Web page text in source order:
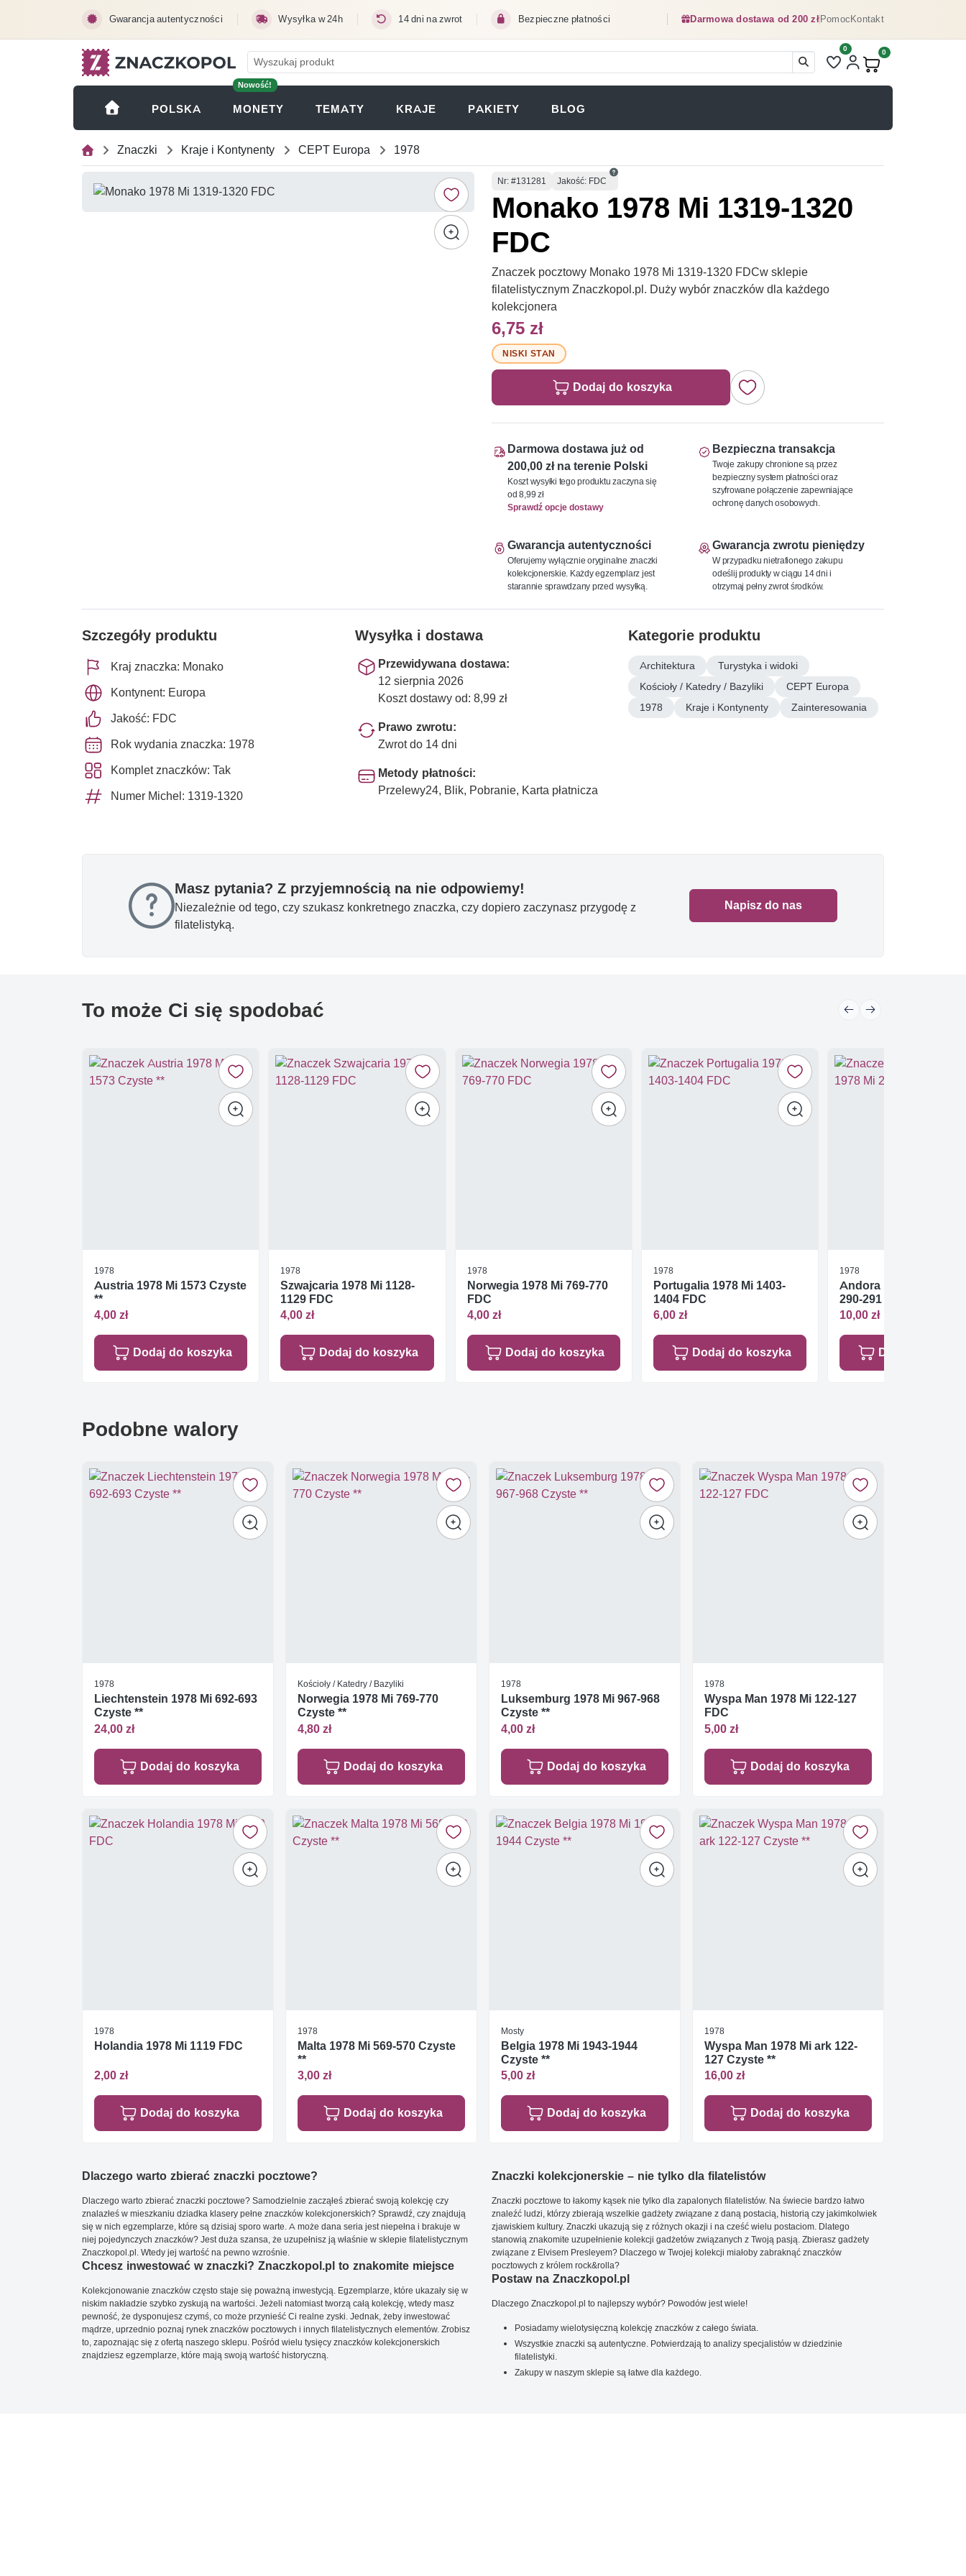
Gwarancja autentyczności Wysyłka w 24h 14 dni na zwrot Bezpieczne płatności Darmowa dostawa od 200 złPomocKontakt
Liczba pozycji na liście
0
Produkty w koszyku:
0
POLSKA
Nowość!
MONETY (OTWIERA SIĘ W NOWEJ KARCIE)
TEMATY KRAJE PAKIETY BLOG
Znaczki Kraje i Kontynenty CEPT Europa 1978
Numer
Nr: #131281 Jakość: FDC
Monako 1978 Mi 1319-1320
FDC
Znaczek pocztowy Monako 1978 Mi 1319-1320 FDCw sklepie
filatelistycznym Znaczkopol.pl. Duży wybór znaczków dla każdego
kolekcjonera
6,75 zł
NISKI STAN
Dodaj do koszyka
Darmowa dostawa już od
200,00 zł na terenie Polski
Koszt wysyłki tego produktu zaczyna się
od 8,99 zł
Sprawdź opcje dostawy
Bezpieczna transakcja
Twoje zakupy chronione są przez
bezpieczny system płatności oraz
szyfrowane połączenie zapewniające
ochronę danych osobowych.
Gwarancja autentyczności
Oferujemy wyłącznie oryginalne znaczki
kolekcjonerskie. Każdy egzemplarz jest
starannie sprawdzany przed wysyłką.
Gwarancja zwrotu pieniędzy
W przypadku nietrafionego zakupu
odeślij produkty w ciągu 14 dni i
otrzymaj pełny zwrot środków.
Szczegóły produktu
Kraj znaczka: Monako
Kontynent: Europa
Jakość: FDC
Rok wydania znaczka: 1978
Komplet znaczków: Tak
Numer Michel: 1319-1320
Wysyłka i dostawa
Przewidywana dostawa:
12 sierpnia 2026
Koszt dostawy od: 8,99 zł
Prawo zwrotu:
Zwrot do 14 dni
Metody płatności:
Przelewy24, Blik, Pobranie, Karta płatnicza
Kategorie produktu
Architektura
Turystyka i widoki
Kościoły / Katedry / Bazyliki
CEPT Europa
1978
Kraje i Kontynenty Zainteresowania
Masz pytania? Z przyjemnością na nie odpowiemy!
Niezależnie od tego, czy szukasz konkretnego znaczka, czy dopiero zaczynasz przygodę z
filatelistyką.
Napisz do nas
To może Ci się spodobać
1978
Austria 1978 Mi 1573 Czyste
**
4,00 zł
Dodaj do koszyka
1978
Szwajcaria 1978 Mi 1128-
1129 FDC
4,00 zł
Dodaj do koszyka
1978
Norwegia 1978 Mi 769-770
FDC
4,00 zł
Dodaj do koszyka
1978
Portugalia 1978 Mi 1403-
1404 FDC
6,00 zł
Dodaj do koszyka
1978
Andora Francuska
290-291 FDC
10,00 zł
Dodaj do
Podobne walory
1978
Liechtenstein 1978 Mi 692-693
Czyste **
24,00 zł
Dodaj do koszyka
Kościoły / Katedry / Bazyliki
Norwegia 1978 Mi 769-770
Czyste **
4,80 zł
Dodaj do koszyka
1978
Luksemburg 1978 Mi 967-968
Czyste **
4,00 zł
Dodaj do koszyka
1978
Wyspa Man 1978 Mi 122-127
FDC
5,00 zł
Dodaj do koszyka
1978
Holandia 1978 Mi 1119 FDC
2,00 zł
Dodaj do koszyka
1978
Malta 1978 Mi 569-570 Czyste
**
3,00 zł
Dodaj do koszyka
Mosty
Belgia 1978 Mi 1943-1944
Czyste **
5,00 zł
Dodaj do koszyka
1978
Wyspa Man 1978 Mi ark 122-
127 Czyste **
16,00 zł
Dodaj do koszyka
Dlaczego warto zbierać znaczki pocztowe?
Dlaczego warto zbierać znaczki pocztowe? Samodzielnie zacząłeś zbierać swoją kolekcję czy
znalazłeś w mieszkaniu dziadka klasery pełne znaczków kolekcjonerskich? Sprawdź, czy znajdują
się w nich egzemplarze, które są dzisiaj sporo warte. A może dana seria jest niepełna i brakuje w
niej pojedynczych znaczków? Jest duża szansa, że uzupełnisz ją właśnie w sklepie filatelistycznym
Znaczkopol.pl. Wtedy jej wartość na pewno wzrośnie.
Chcesz inwestować w znaczki? Znaczkopol.pl to znakomite miejsce
Kolekcjonowanie znaczków często staje się poważną inwestycją. Egzemplarze, które ukazały się w
niskim nakładzie szybko zyskują na wartości. Jeżeli natomiast tworzą całą kolekcję, wtedy masz
pewność, że dysponujesz czymś, co może przynieść Ci realne zyski. Jednak, żeby inwestować
mądrze, uprzednio poznaj rynek znaczków pocztowych i innych filatelistycznych elementów. Zrobisz
to, zapoznając się z ofertą naszego sklepu. Pośród wielu tysięcy znaczków kolekcjonerskich
znajdziesz egzemplarze, które mają swoją wartość historyczną.
Znaczki kolekcjonerskie – nie tylko dla filatelistów
Znaczki pocztowe to łakomy kąsek nie tylko dla zapalonych filatelistów. Na świecie bardzo łatwo
znaleźć ludzi, którzy zbierają wszelkie gadżety związane z daną postacią, historią czy jakimkolwiek
zjawiskiem kultury. Znaczki ukazują się z różnych okazji i na cześć wielu postaciom. Dlatego
stanowią znakomite uzupełnienie kolekcji gadżetów związanych z Twoją pasją. Zbierasz gadżety
związane z Elvisem Presleyem? Dlaczego w Twojej kolekcji miałoby zabraknąć znaczków
pocztowych z królem rock&rolla?
Postaw na Znaczkopol.pl
Dlaczego Znaczkopol.pl to najlepszy wybór? Powodów jest wiele!
Posiadamy wielotysięczną kolekcję znaczków z całego świata.
Wszystkie znaczki są autentyczne. Potwierdzają to analizy specjalistów w dziedzinie
filatelistyki.
Zakupy w naszym sklepie są łatwe dla każdego.